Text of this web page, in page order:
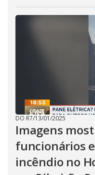
DO R7/13/01/2025
Imagens
funcionários
incêndio no